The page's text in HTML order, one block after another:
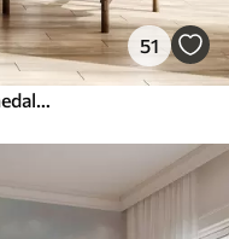
51